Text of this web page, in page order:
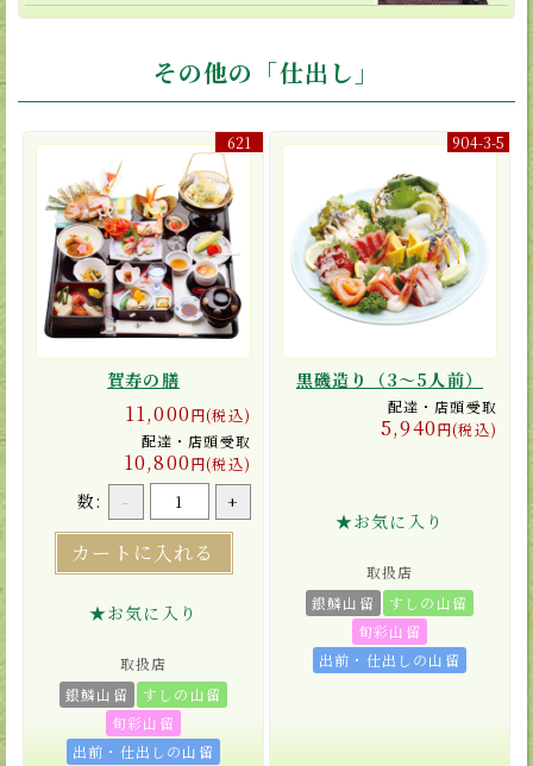
その他の「仕出し」
621
賀寿の膳
11,000円(税込)
配達・店頭受取
10,800円(税込)
数: - +
カートに入れる
★お気に入り
取扱店
銀鱗山留
すしの山留
旬彩山留
出前・仕出しの山留
904-3-5
黒磯造り（3〜5人前）
配達・店頭受取
5,940円(税込)
★お気に入り
取扱店
銀鱗山留
すしの山留
旬彩山留
出前・仕出しの山留